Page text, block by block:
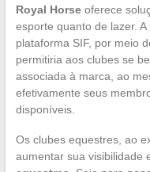
Royal Horseoferece
esporte quanto de lazer.
plataforma SIF, por meio
permitiria aos clubes se
associada à marca, ao
efetivamente seus
disponíveis.
Os clubes equestres, ao
aumentar sua visibilidade